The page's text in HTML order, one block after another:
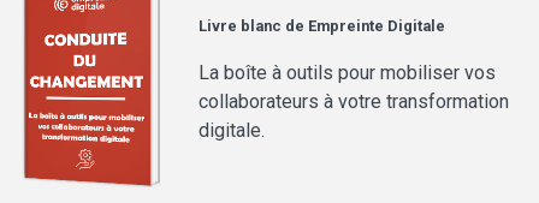
Livre blanc de Empreinte Digitale
La boîte à outils pour mobiliser vos
collaborateurs à votre transformation
digitale.